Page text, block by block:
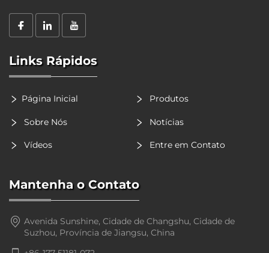
Links Rápidos
Página Inicial Produtos
Sobre Nós Notícias
Vídeos Entre em Contato
Mantenha o Contato
Avenida Sunshine, Cidade de Changshu, Cidade de
Suzhou, Província de Jiangsu, China